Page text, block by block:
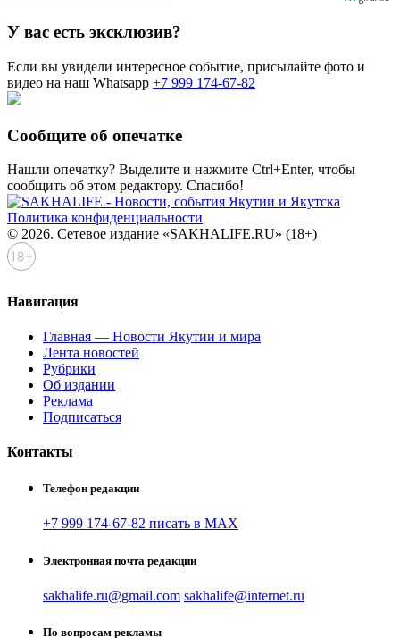
У вас есть эксклюзив?
Если вы увидели интересное событие, присылайте фото и
видео на наш Whatsapp +7 999 174-67-82
Сообщите об опечатке
Нашли опечатку? Выделите и нажмите Ctrl+Enter, чтобы
сообщить об этом редактору. Спасибо!
Политика конфиденциальности
© 2026. Сетевое издание «SAKHALIFE.RU» (18+)
Навигация
Главная — Новости Якутии и мира
Лента новостей
Рубрики
Об издании
Реклама
Подписаться
Контакты
Телефон редакции
+7 999 174-67-82 писать в MAX
Электронная почта редакции
sakhalife.ru@gmail.com sakhalife@internet.ru
По вопросам рекламы